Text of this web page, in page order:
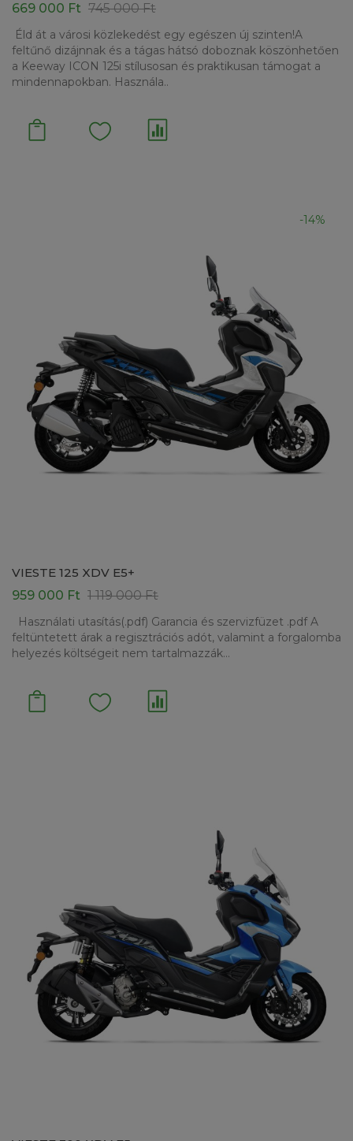
669 000 Ft 745 000 Ft
Éld át a városi közlekedést egy egészen új szinten!A
feltűnő dizájnnak és a tágas hátsó doboznak köszönhetően
a Keeway ICON 125i stílusosan és praktikusan támogat a
mindennapokban. Használa..
-14%
VIESTE 125 XDV E5+
959 000 Ft 1 119 000 Ft
Használati utasítás(.pdf) Garancia és szervizfüzet .pdf A
feltüntetett árak a regisztrációs adót, valamint a forgalomba
helyezés költségeit nem tartalmazzák...